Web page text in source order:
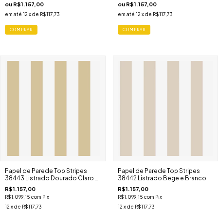
ou R$1.157,00
em até 12 x de R$117,73
ou R$1.157,00
em até 12 x de R$117,73
Papel de Parede Top Stripes
38443 Listrado Dourado Claro e
Branco Largo
R$1.157,00
R$1.099,15 com Pix
12 x de R$117,73
Papel de Parede Top Stripes
38442 Listrado Bege e Branco
Largo
R$1.157,00
R$1.099,15 com Pix
12 x de R$117,73